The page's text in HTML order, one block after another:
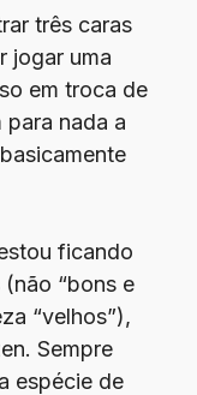
três caras
jogar uma
em troca de
nada a
ficando
“bons e
“velhos”),
Sempre
espécie de